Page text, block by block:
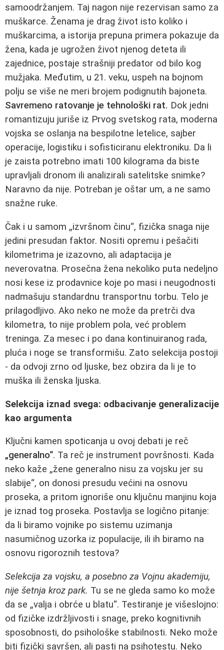
samoodržanjem. Taj nagon nije rezervisan samo za
muškarce. Ženama je drag život isto koliko i
muškarcima, a istorija prepuna primera pokazuje da
žena, kada je ugrožen život njenog deteta ili
zajednice, postaje strašniji predator od bilo kog
mužjaka. Međutim, u 21. veku, uspeh na bojnom
polju se više ne meri brojem podignutih bajoneta.
Savremeno ratovanje je tehnološki rat. Dok jedni
romantizuju juriše iz Prvog svetskog rata, moderna
vojska se oslanja na bespilotne letelice, sajber
operacije, logistiku i sofisticiranu elektroniku. Da li
je zaista potrebno imati 100 kilograma da biste
upravljali dronom ili analizirali satelitske snimke?
Naravno da nije. Potreban je oštar um, a ne samo
snažne ruke.
Čak i u samom „izvršnom činu“, fizička snaga nije
jedini presudan faktor. Nositi opremu i pešačiti
kilometrima je izazovno, ali adaptacija je
neverovatna. Prosečna žena nekoliko puta nedeljno
nosi kese iz prodavnice koje po masi i neugodnosti
nadmašuju standardnu transportnu torbu. Telo je
prilagodljivo. Ako neko ne može da pretrči dva
kilometra, to nije problem pola, već problem
treninga. Za mesec i po dana kontinuiranog rada,
pluća i noge se transformišu. Zato selekcija postoji
- da odvoji zrno od ljuske, bez obzira da li je to
muška ili ženska ljuska.
Selekcija iznad svega: odbacivanje generalizacije
kao argumenta
Ključni kamen spoticanja u ovoj debati je reč
„generalno“. Ta reč je instrument površnosti. Kada
neko kaže „žene generalno nisu za vojsku jer su
slabije“, on donosi presudu većini na osnovu
proseka, a pritom ignoriše onu ključnu manjinu koja
je iznad tog proseka. Postavlja se logično pitanje:
da li biramo vojnike po sistemu uzimanja
nasumičnog uzorka iz populacije, ili ih biramo na
osnovu rigoroznih testova?
Selekcija za vojsku, a posebno za Vojnu akademiju,
nije šetnja kroz park. Tu se ne gleda samo ko može
da se „valja i obrće u blatu“. Testiranje je višeslojno:
od fizičke izdržljivosti i snage, preko kognitivnih
sposobnosti, do psihološke stabilnosti. Neko može
biti fizički savršen, ali pasti na psihotestu. Neko